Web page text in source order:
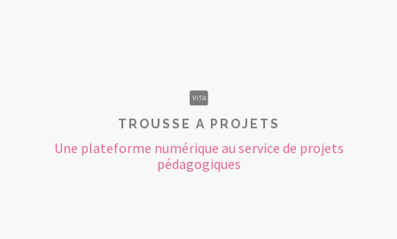
TROUSSE A PROJETS
Une plateforme numérique au service de projets
pédagogiques